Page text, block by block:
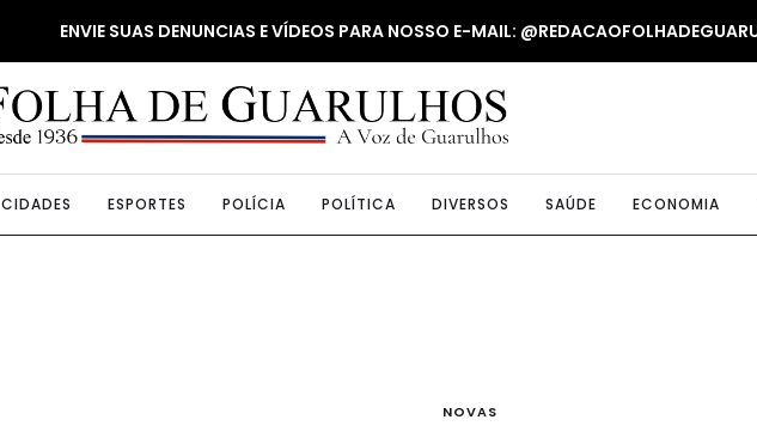
ENVIE SUAS DENUNCIAS E VÍDEOS PARA NOSSO E-MAIL:
CIDADES ESPORTES POLÍCIA POLÍTICA DIVERSOS SAÚDE ECONOMIA
NOVAS